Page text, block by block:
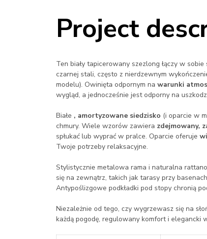
Project
Ten biały tapicerowany szezlong łączy w
czarnej stali, często z nierdzewnym
modelu). Owinięta odpornym na warunki
wygląd, a jednocześnie jest odporny na
Białe , amortyzowane siedzisko (i oparcie w
chmury. Wiele wzorów zawiera zdejmowany,
spłukać lub wyprać w pralce. Oparcie oferuje
Twoje potrzeby relaksacyjne.
Stylistycznie metalowa rama i naturalna
się na zewnątrz, takich jak tarasy przy
Antypoślizgowe podkładki pod stopy chronią
Niezależnie od tego, czy wygrzewasz się na
każdą pogodę, regulowany komfort i elegancki